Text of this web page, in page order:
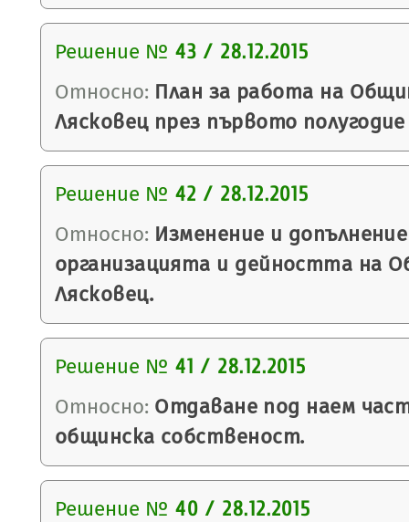
Решение № 43 / 28.12.2015
Относно: План за работа на
Лясковец през първото полугодие
Решение № 42 / 28.12.2015
Относно: Изменение и
организацията и дейността на
Лясковец.
Решение № 41 / 28.12.2015
Относно: Отдаване под наем
общинска собственост.
Решение № 40 / 28.12.2015